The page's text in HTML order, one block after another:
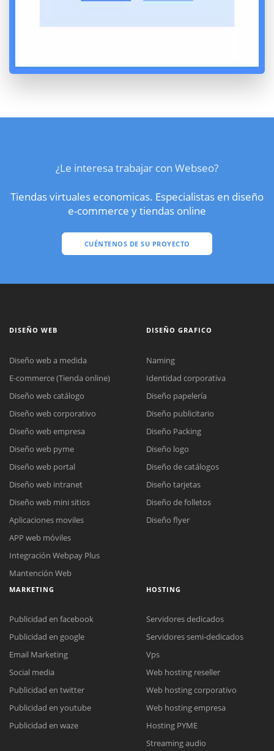
¿Le interesa trabajar con Webseo?
Tiendas virtuales economicas. Especialistas en diseño
e-commerce y tiendas online
CUÉNTENOS DE SU PROYECTO
Reunión online
Meet para la reunión online.
Cotización
Chat Online
Todos nuestros ejecutivos están fuera de línea. Complete el formulario
DISEÑO WEB
Diseño web a medida
E-commerce (Tienda online)
Diseño web catálogo
Diseño web corporativo
Diseño web empresa
Diseño web pyme
Diseño web portal
Diseño web intranet
Diseño web mini sitios
Aplicaciones moviles
APP web móviles
Integración Webpay Plus
Mantención Web
DISEÑO GRAFICO
Naming
Identidad corporativa
Diseño papelería
Diseño publicitario
Diseño Packing
Diseño logo
Diseño de catálogos
Diseño tarjetas
Diseño de folletos
Diseño flyer
MARKETING
Publicidad en facebook
Publicidad en google
Email Marketing
Social media
Publicidad en twitter
Publicidad en youtube
Publicidad en waze
HOSTING
Servidores dedicados
Servidores semi-dedicados
Vps
Web hosting reseller
Web hosting corporativo
Web hosting empresa
Hosting PYME
Streaming audio